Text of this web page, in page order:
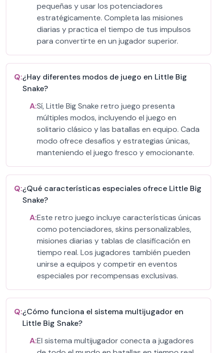
pequeñas y usar los potenciadores
estratégicamente. Completa las misiones
diarias y practica el tiempo de tus impulsos
para convertirte en un jugador superior.
Q:¿Hay diferentes modos de juego en Little Big
Snake?
A:Sí, Little Big Snake retro juego presenta
múltiples modos, incluyendo el juego en
solitario clásico y las batallas en equipo. Cada
modo ofrece desafíos y estrategias únicas,
manteniendo el juego fresco y emocionante.
Q:¿Qué características especiales ofrece Little Big
Snake?
A:Este retro juego incluye características únicas
como potenciadores, skins personalizables,
misiones diarias y tablas de clasificación en
tiempo real. Los jugadores también pueden
unirse a equipos y competir en eventos
especiales por recompensas exclusivas.
Q:¿Cómo funciona el sistema multijugador en
Little Big Snake?
A:El sistema multijugador conecta a jugadores